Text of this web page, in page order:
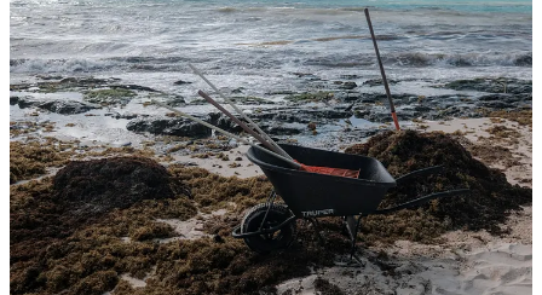
#PLAYADELCARMEN | #ACTUALIDAD #SARGAZO En
Playa del Carmen, ante la imposibilidad de retirar el sargazo y con
escasos trabajadores de limpieza de playas, algunos bañistas se
rinden y de plano se instalan sobre la alga para pasar su domingo
playero. Otros en cambio, todavía ven el sargazo con recelo.